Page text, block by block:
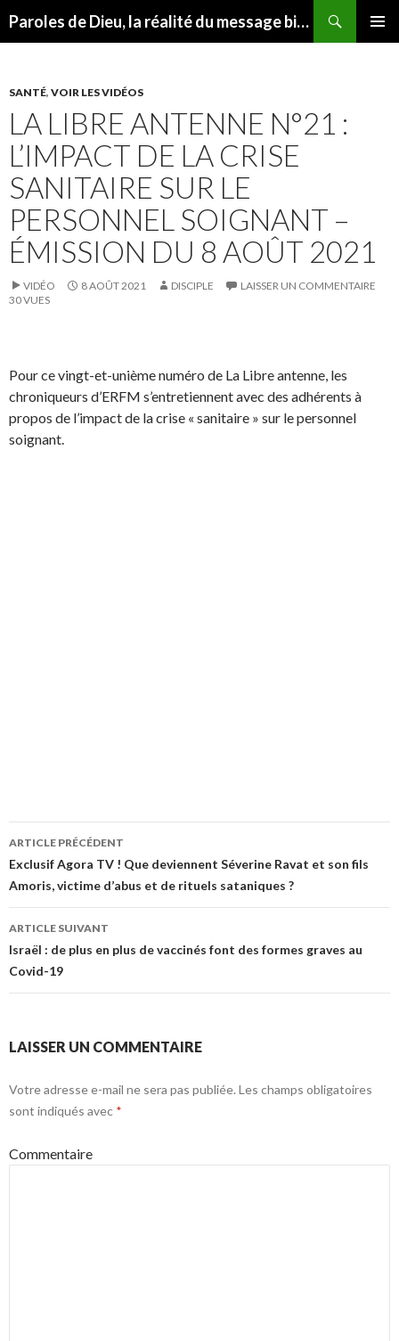
Paroles de Dieu, la réalité du message biblique
SANTÉ, VOIR LES VIDÉOS
LA LIBRE ANTENNE N°21 :
L’IMPACT DE LA CRISE
SANITAIRE SUR LE
PERSONNEL SOIGNANT –
ÉMISSION DU 8 AOÛT 2021
VIDÉO 8 AOÛT 2021 DISCIPLE
LAISSER UN COMMENTAIRE
30 VUES
Pour ce vingt-et-unième numéro de La Libre antenne, les
chroniqueurs d’ERFM s’entretiennent avec des adhérents à
propos de l’impact de la crise « sanitaire » sur le personnel
soignant.
Navigation
des
articles
ARTICLE PRÉCÉDENT
Exclusif Agora TV ! Que deviennent Séverine Ravat et son fils
Amoris, victime d’abus et de rituels sataniques ?
ARTICLE SUIVANT
Israël : de plus en plus de vaccinés font des formes graves au
Covid-19
LAISSER UN COMMENTAIRE
Votre adresse e-mail ne sera pas publiée. Les champs obligatoires
sont indiqués avec *
Commentaire